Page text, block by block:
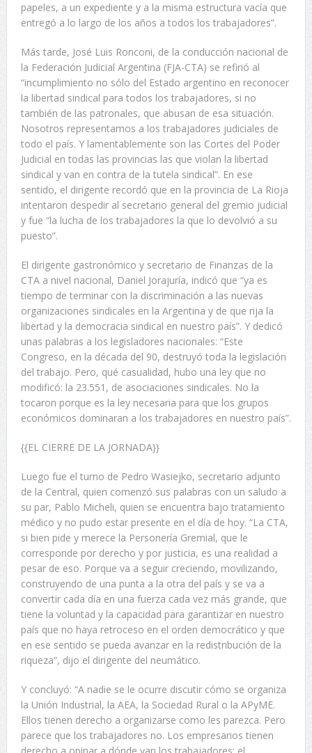
papeles, a un expediente y a la misma estructura vacía que
entregó a lo largo de los años a todos los trabajadores”.
Más tarde, José Luis Ronconi, de la conducción nacional de
la Federación Judicial Argentina (FJA-CTA) se refirió al
“incumplimiento no sólo del Estado argentino en reconocer
la libertad sindical para todos los trabajadores, si no
también de las patronales, que abusan de esa situación.
Nosotros representamos a los trabajadores judiciales de
todo el país. Y lamentablemente son las Cortes del Poder
Judicial en todas las provincias las que violan la libertad
sindical y van en contra de la tutela sindical”. En ese
sentido, el dirigente recordó que en la provincia de La Rioja
intentaron despedir al secretario general del gremio judicial
y fue “la lucha de los trabajadores la que lo devolvió a su
puesto”.
El dirigente gastronómico y secretario de Finanzas de la
CTA a nivel nacional, Daniel Jorajuría, indicó que “ya es
tiempo de terminar con la discriminación a las nuevas
organizaciones sindicales en la Argentina y de que rija la
libertad y la democracia sindical en nuestro país”. Y dedicó
unas palabras a los legisladores nacionales: “Este
Congreso, en la década del 90, destruyó toda la legislación
del trabajo. Pero, qué casualidad, hubo una ley que no
modificó: la 23.551, de asociaciones sindicales. No la
tocaron porque es la ley necesaria para que los grupos
económicos dominaran a los trabajadores en nuestro país”.
{{EL CIERRE DE LA JORNADA}}
Luego fue el turno de Pedro Wasiejko, secretario adjunto
de la Central, quien comenzó sus palabras con un saludo a
su par, Pablo Micheli, quien se encuentra bajo tratamiento
médico y no pudo estar presente en el día de hoy. “La CTA,
si bien pide y merece la Personería Gremial, que le
corresponde por derecho y por justicia, es una realidad a
pesar de eso. Porque va a seguir creciendo, movilizando,
construyendo de una punta a la otra del país y se va a
convertir cada día en una fuerza cada vez más grande, que
tiene la voluntad y la capacidad para garantizar en nuestro
país que no haya retroceso en el orden democrático y que
en ese sentido se pueda avanzar en la redistribución de la
riqueza”, dijo el dirigente del neumático.
Y concluyó: “A nadie se le ocurre discutir cómo se organiza
la Unión Industrial, la AEA, la Sociedad Rural o la APyME.
Ellos tienen derecho a organizarse como les parezca. Pero
parece que los trabajadores no. Los empresarios tienen